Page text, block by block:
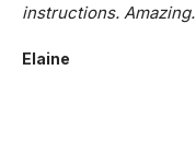
instructions. Amazing.
Elaine